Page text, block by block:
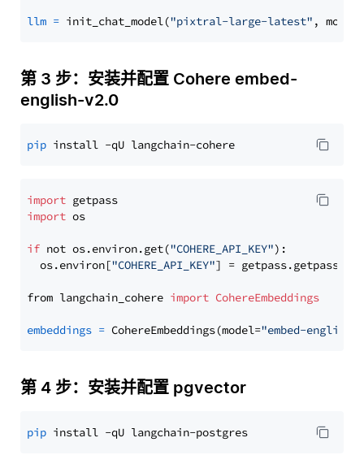
llm = init_chat_model("pixtral-large-latest" ,
第 3 步：安装并配置 Cohere embed-
english-v2.0
pip
import
import os
if not os.environ.get("COHERE_API_KEY"):
  os.environ[
"COHERE_API_KEY"] = getpass.getpass(
from langchain_cohere import CohereEmbeddings
embeddings = CohereEmbeddings(model="embed-english-
第 4 步：安装并配置 pgvector
pip